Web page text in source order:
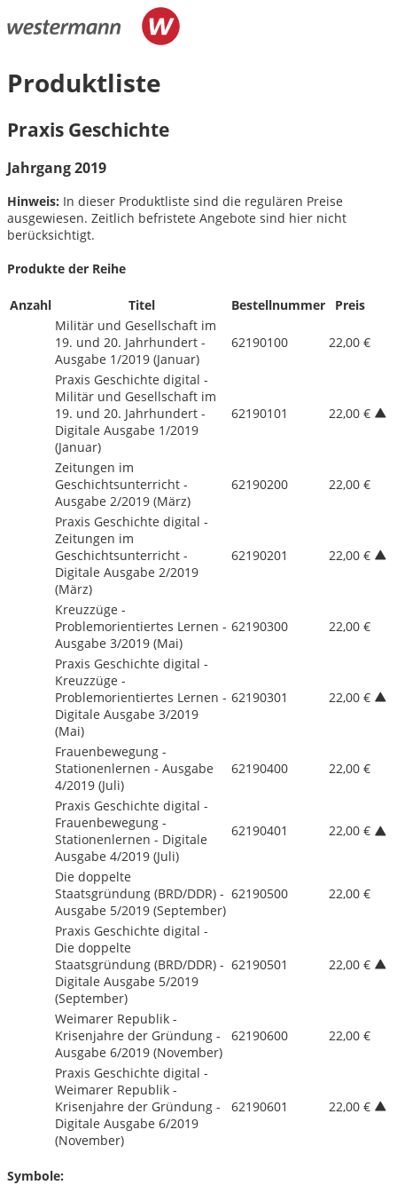
Produktliste
Praxis Geschichte
Jahrgang 2019
Hinweis: In dieser Produktliste sind die regulären Preise
ausgewiesen. Zeitlich befristete Angebote sind hier nicht
berücksichtigt.
Produkte der Reihe
Anzahl Titel Bestellnummer
Preis
Militär und Gesellschaft im
19. und 20. Jahrhundert -
Ausgabe 1/2019 (Januar)
62190100 22,00 €
Praxis Geschichte digital -
Militär und Gesellschaft im
19. und 20. Jahrhundert -
Digitale Ausgabe 1/2019
(Januar)
62190101 22,00 €
Zeitungen im
Geschichtsunterricht -
Ausgabe 2/2019 (März)
62190200 22,00 €
Praxis Geschichte digital -
Zeitungen im
Geschichtsunterricht -
Digitale Ausgabe 2/2019
(März)
62190201 22,00 €
Kreuzzüge -
Problemorientiertes Lernen -
Ausgabe 3/2019 (Mai)
62190300 22,00 €
Praxis Geschichte digital -
Kreuzzüge -
Problemorientiertes Lernen -
Digitale Ausgabe 3/2019
(Mai)
62190301 22,00 €
Frauenbewegung -
Stationenlernen - Ausgabe
4/2019 (Juli)
62190400 22,00 €
Praxis Geschichte digital -
Frauenbewegung -
Stationenlernen - Digitale
Ausgabe 4/2019 (Juli)
62190401 22,00 €
Die doppelte
Staatsgründung (BRD/DDR) -
Ausgabe 5/2019 (September)
62190500 22,00 €
Praxis Geschichte digital -
Die doppelte
Staatsgründung (BRD/DDR) -
Digitale Ausgabe 5/2019
(September)
62190501 22,00 €
Weimarer Republik -
Krisenjahre der Gründung -
Ausgabe 6/2019 (November)
62190600 22,00 €
Praxis Geschichte digital -
Weimarer Republik -
Krisenjahre der Gründung -
Digitale Ausgabe 6/2019
(November)
62190601 22,00 €
Symbole: